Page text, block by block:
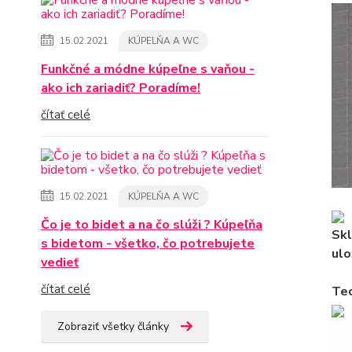
15.02.2021 KÚPELŇA A WC
Funkčné a módne kúpeľne s vaňou -
ako ich zariadiť? Poradíme!
čítať celé
15.02.2021 KÚPELŇA A WC
Čo je to bidet a na čo slúži ? Kúpeľňa
s bidetom - všetko, čo potrebujete
vedieť
čítať celé
Zobraziť všetky články